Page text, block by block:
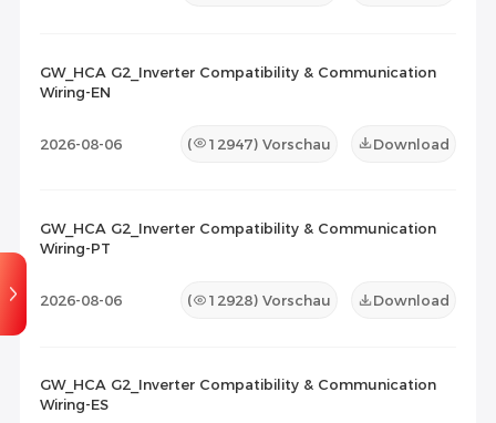
GW_HCA G2_Inverter Compatibility & Communication
Wiring-EN
2026-08-06 ( 12947) Vorschau Download
GW_HCA G2_Inverter Compatibility & Communication
Wiring-PT
2026-08-06 ( 12928) Vorschau Download
GW_HCA G2_Inverter Compatibility & Communication
Wiring-ES